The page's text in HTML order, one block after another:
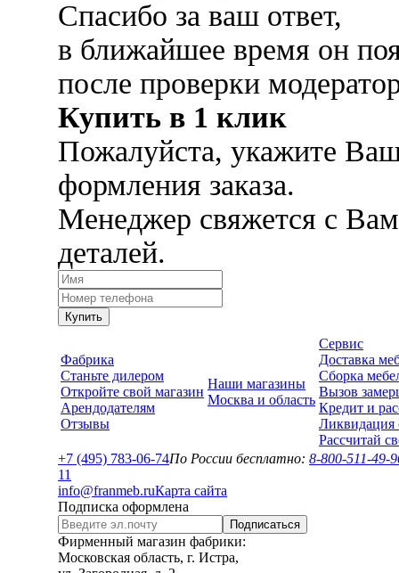
Спасибо за ваш ответ,
в ближайшее время он
после проверки
Купить в 1 клик
Пожалуйста, укажите
формления заказа.
Менеджер свяжется с
деталей.
Купить
Фабрика
Станьте дилером
Откройте свой магазин
Арендодателям
Отзывы
Наши магазины
Москва и область
Сервис
Доставка
Сборка
Вызов
Кредит и
Ликвидация
Рассчитай
+7 (495) 783-06-74По России бесплатно: 8-800-511-49-
11
info@franmeb.ruКарта сайта
Подписка оформлена
Подписаться
Фирменный магазин фабрики:
Московская область, г. Истра,